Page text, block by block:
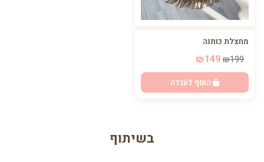
מחצלת כותנה
₪199
הוסף לעגלה
בשיתוף